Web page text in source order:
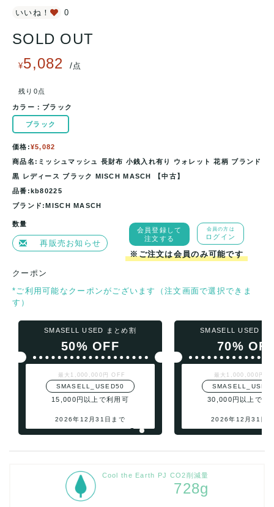
いいね！
0
SOLD OUT
¥5,082 /点
残り0点
カラー： ブラック
ブラック
価格:¥5,082
商品名:ミッシュマッシュ 長財布 小銭入れ有り ウォレット 花柄 ブランド
黒 レディース ブラック MISCH MASCH 【中古】
品番:kb80225
ブランド:MISCH MASCH
数量
再販売お知らせ
会員登録して
注文する
会員の方は
ログイン
※ご注文は会員のみ可能です
クーポン
*ご利用可能なクーポンがございます（注文画面で選択できま
す）
SMASELL USED まとめ割
50% OFF
最大1,000,000円 OFF
SMASELL_USED50
15,000円以上で利用可
2026年12月31日まで
SMASELL USED ま
70%
最大1,000,000円
30,000円以上で利
2026年12月31日
Cool the Earth PJ CO2削減量
728g